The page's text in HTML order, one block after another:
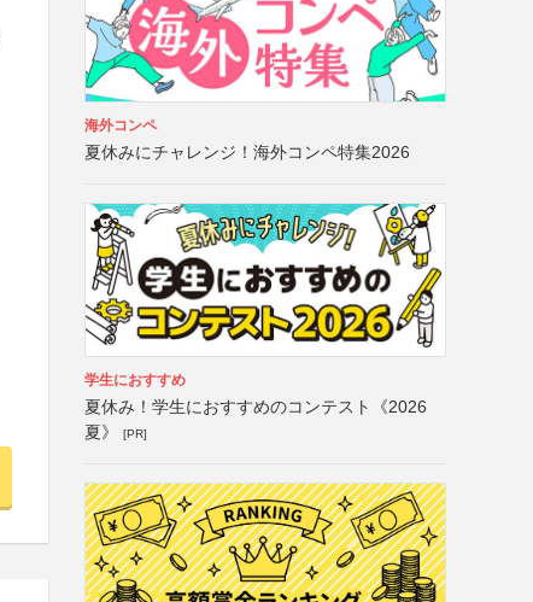
海外コンペ
夏休みにチャレンジ！海外コンペ特集2026
学生におすすめ
夏休み！学生におすすめのコンテスト《2026
夏》
[PR]